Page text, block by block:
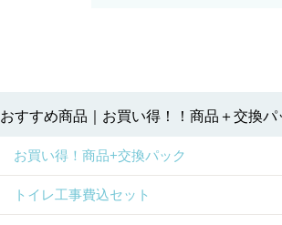
おすすめ商品｜お買い得！！商品＋交換パ
お買い得！商品+交換パック
トイレ工事費込セット